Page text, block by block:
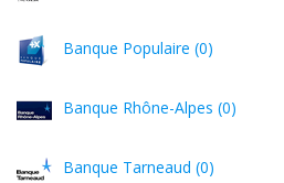
Banque Populaire (0)
Banque Rhône-Alpes (0)
Banque Tarneaud (0)